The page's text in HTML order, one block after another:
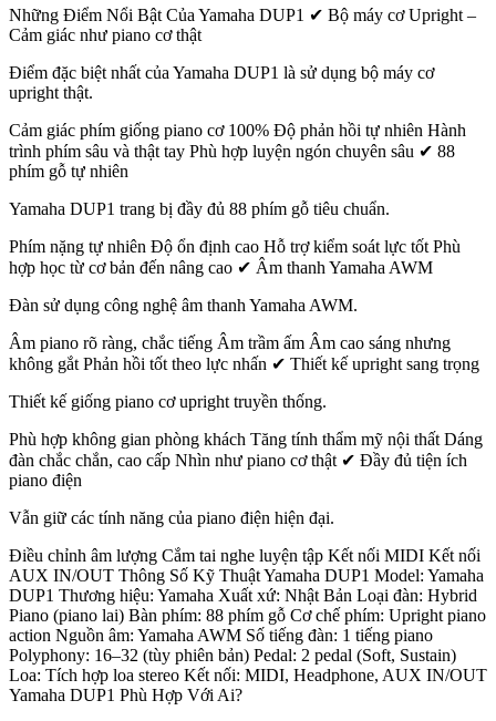
Những Điểm Nổi Bật Của Yamaha DUP1 ✔ Bộ máy cơ Upright –
Cảm giác như piano cơ thật
Điểm đặc biệt nhất của Yamaha DUP1 là sử dụng bộ máy cơ
upright thật.
Cảm giác phím giống piano cơ 100% Độ phản hồi tự nhiên Hành
trình phím sâu và thật tay Phù hợp luyện ngón chuyên sâu ✔ 88
phím gỗ tự nhiên
Yamaha DUP1 trang bị đầy đủ 88 phím gỗ tiêu chuẩn.
Phím nặng tự nhiên Độ ổn định cao Hỗ trợ kiểm soát lực tốt Phù
hợp học từ cơ bản đến nâng cao ✔ Âm thanh Yamaha AWM
Đàn sử dụng công nghệ âm thanh Yamaha AWM.
Âm piano rõ ràng, chắc tiếng Âm trầm ấm Âm cao sáng nhưng
không gắt Phản hồi tốt theo lực nhấn ✔ Thiết kế upright sang trọng
Thiết kế giống piano cơ upright truyền thống.
Phù hợp không gian phòng khách Tăng tính thẩm mỹ nội thất Dáng
đàn chắc chắn, cao cấp Nhìn như piano cơ thật ✔ Đầy đủ tiện ích
piano điện
Vẫn giữ các tính năng của piano điện hiện đại.
Điều chỉnh âm lượng Cắm tai nghe luyện tập Kết nối MIDI Kết nối
AUX IN/OUT Thông Số Kỹ Thuật Yamaha DUP1 Model: Yamaha
DUP1 Thương hiệu: Yamaha Xuất xứ: Nhật Bản Loại đàn: Hybrid
Piano (piano lai) Bàn phím: 88 phím gỗ Cơ chế phím: Upright piano
action Nguồn âm: Yamaha AWM Số tiếng đàn: 1 tiếng piano
Polyphony: 16–32 (tùy phiên bản) Pedal: 2 pedal (Soft, Sustain)
Loa: Tích hợp loa stereo Kết nối: MIDI, Headphone, AUX IN/OUT
Yamaha DUP1 Phù Hợp Với Ai?